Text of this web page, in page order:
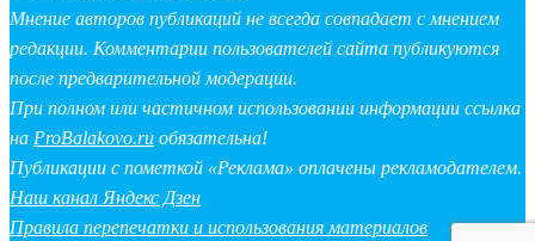
Мнение авторов публикаций не всегда совпадает с мнением
редакции. Комментарии пользователей сайта публикуются
после предварительной модерации.
При полном или частичном использовании информации ссылка
на ProBalakovo.ru обязательна!
Публикации с пометкой «Реклама» оплачены рекламодателем.
Наш канал Яндекс Дзен
Правила перепечатки и использования материалов